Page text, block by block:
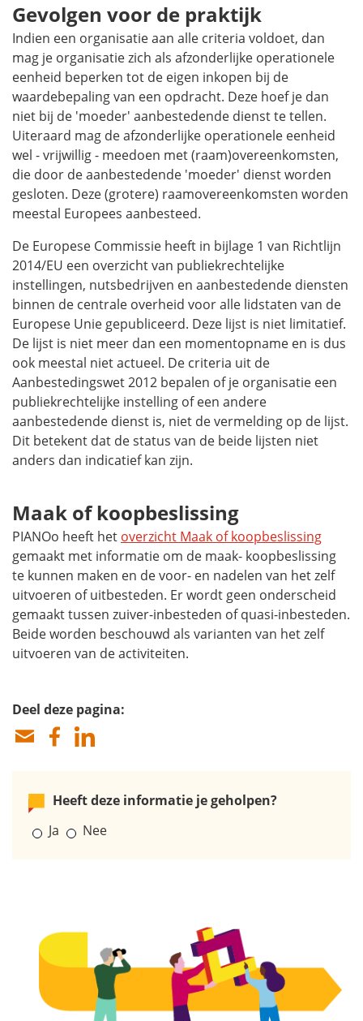
Gevolgen voor de praktijk
Indien een organisatie aan alle criteria voldoet, dan
mag je organisatie zich als afzonderlijke operationele
eenheid beperken tot de eigen inkopen bij de
waardebepaling van een opdracht. Deze hoef je dan
niet bij de 'moeder' aanbestedende dienst te tellen.
Uiteraard mag de afzonderlijke operationele eenheid
wel - vrijwillig - meedoen met (raam)overeenkomsten,
die door de aanbestedende 'moeder' dienst worden
gesloten. Deze (grotere) raamovereenkomsten worden
meestal Europees aanbesteed.
De Europese Commissie heeft in bijlage 1 van Richtlijn
2014/EU een overzicht van publiekrechtelijke
instellingen, nutsbedrijven en aanbestedende diensten
binnen de centrale overheid voor alle lidstaten van de
Europese Unie gepubliceerd. Deze lijst is niet limitatief.
De lijst is niet meer dan een momentopname en is dus
ook meestal niet actueel. De criteria uit de
Aanbestedingswet 2012 bepalen of je organisatie een
publiekrechtelijke instelling of een andere
aanbestedende dienst is, niet de vermelding op de lijst.
Dit betekent dat de status van de beide lijsten niet
anders dan indicatief kan zijn.
Maak of koopbeslissing
PIANOo heeft het overzicht Maak of koopbeslissing
gemaakt met informatie om de maak- koopbeslissing
te kunnen maken en de voor- en nadelen van het zelf
uitvoeren of uitbesteden. Er wordt geen onderscheid
gemaakt tussen zuiver-inbesteden of quasi-inbesteden.
Beide worden beschouwd als varianten van het zelf
uitvoeren van de activiteiten.
Deel deze pagina:
Heeft deze informatie je geholpen?
Ja
Nee